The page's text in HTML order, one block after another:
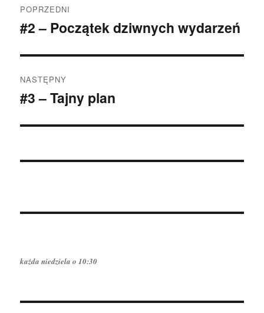
wpisu
POPRZEDNI
Poprzedni
#2 – Początek dziwnych wydarzeń
NASTĘPNY
Następny
#3 – Tajny plan
każda niedziela o 10:30